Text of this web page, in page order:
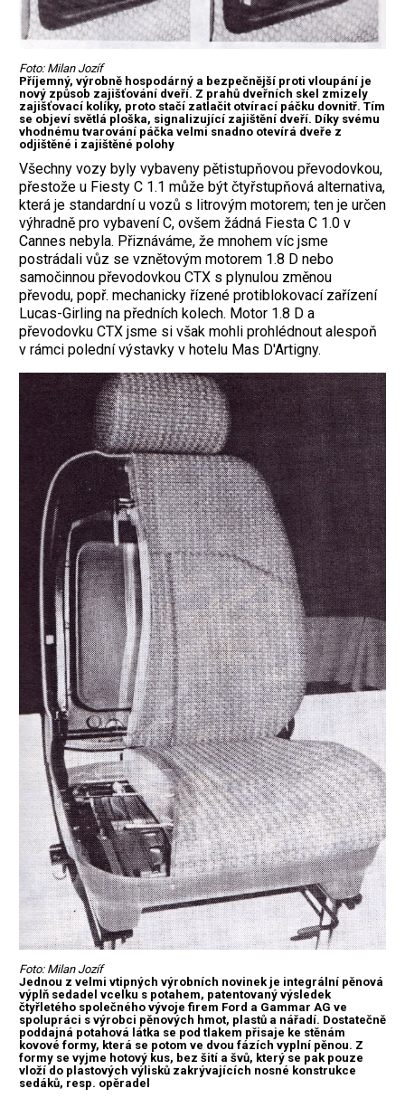
Foto: Milan Jozíf
Příjemný, výrobně hospodárný a bezpečnější proti vloupání je
nový způsob zajišťování dveří. Z prahů dveřních skel zmizely
zajišťovací kolíky, proto stačí zatlačit otvírací páčku dovnitř. Tím
se objeví světlá ploška, signalizující zajištění dveří. Díky svému
vhodnému tvarování páčka velmi snadno otevírá dveře z
odjištěné i zajištěné polohy
Všechny vozy byly vybaveny pětistupňovou převodovkou,
přestože u Fiesty C 1.1 může být čtyřstupňová alternativa,
která je standardní u vozů s litrovým motorem; ten je určen
výhradně pro vybavení C, ovšem žádná Fiesta C 1.0 v
Cannes nebyla. Přiznáváme, že mnohem víc jsme
postrádali vůz se vznětovým motorem 1.8 D nebo
samočinnou převodovkou CTX s plynulou změnou
převodu, popř. mechanicky řízené protiblokovací zařízení
Lucas-Girling na předních kolech. Motor 1.8 D a
převodovku CTX jsme si však mohli prohlédnout alespoň
v rámci polední výstavky v hotelu Mas D'Artigny.
Foto: Milan Jozíf
Jednou z velmi vtipných výrobních novinek je integrální pěnová
výplň sedadel vcelku s potahem, patentovaný výsledek
čtyřletého společného vývoje firem Ford a Gammar AG ve
spolupráci s výrobci pěnových hmot, plastů a nářadí. Dostatečně
poddajná potahová látka se pod tlakem přisaje ke stěnám
kovové formy, která se potom ve dvou fázích vyplní pěnou. Z
formy se vyjme hotový kus, bez šití a švů, který se pak pouze
vloží do plastových výlisků zakrývajících nosné konstrukce
sedáků, resp. opěradel